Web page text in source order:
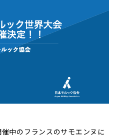
中のフランスのサモエンヌに